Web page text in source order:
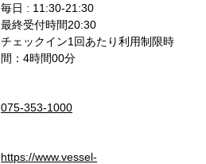
毎日 : 11:30-21:30
最終受付時間20:30
チェックイン1回あたり利用制限時
間：4時間00分
075-353-1000
https://www.vessel-